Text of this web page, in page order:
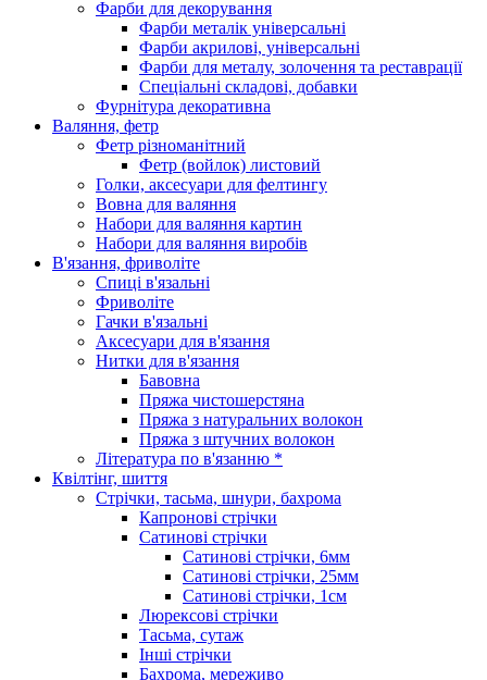
Фарби для декорування
Фарби металік універсальні
Фарби акрилові, універсальні
Фарби для металу, золочення та реставрації
Спеціальні складові, добавки
Фурнітура декоративна
Валяння, фетр
Фетр різноманітний
Фетр (войлок) листовий
Голки, аксесуари для фелтингу
Вовна для валяння
Набори для валяння картин
Набори для валяння виробів
В'язання, фриволіте
Спиці в'язальні
Фриволіте
Гачки в'язальні
Аксесуари для в'язання
Нитки для в'язання
Бавовна
Пряжа чистошерстяна
Пряжа з натуральних волокон
Пряжа з штучних волокон
Література по в'язанню *
Квілтінг, шиття
Стрічки, тасьма, шнури, бахрома
Капронові стрічки
Сатинові стрічки
Сатинові стрічки, 6мм
Сатинові стрічки, 25мм
Сатинові стрічки, 1см
Люрексові стрічки
Тасьма, сутаж
Інші стрічки
Бахрома, мереживо